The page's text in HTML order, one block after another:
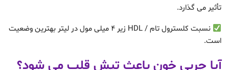
تأثیر می گذارد.
نسبت کلسترول تام / HDL زیر 4 میلی مول در لیتر بهترین وضعیت
است.
آیا چربی خون باعث تپش قلب می شود؟